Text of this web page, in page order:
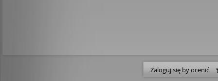
na karkonoskich szlakach giną kolejne, pozornie
Czy rzeczywiście hotel był niegdyś miejscem
wcześniej – katownią bezpieki, a w czasie wojny
Zaloguj się by ocenić